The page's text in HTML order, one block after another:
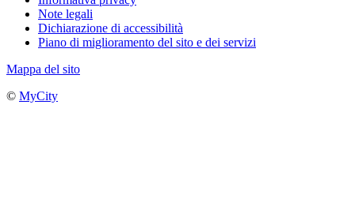
Note legali
Dichiarazione di accessibilità
Piano di miglioramento del sito e dei servizi
Mappa del sito
© MyCity